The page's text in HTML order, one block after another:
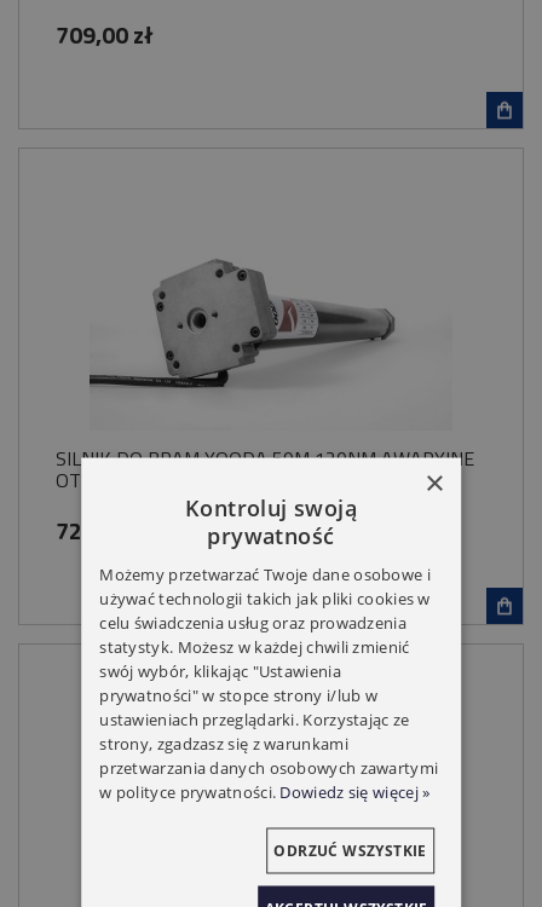
709,00 zł
SILNIK DO BRAM YOODA 59M 120NM AWARYJNE
OTWIERANIE NHK
729,00 zł
×
Kontroluj swoją
prywatność
Możemy przetwarzać Twoje dane osobowe i
używać technologii takich jak pliki cookies w
celu świadczenia usług oraz prowadzenia
statystyk. Możesz w każdej chwili zmienić
swój wybór, klikając "Ustawienia
prywatności" w stopce strony i/lub w
ustawieniach przeglądarki. Korzystając ze
strony, zgadzasz się z warunkami
przetwarzania danych osobowych zawartymi
w polityce prywatności. Dowiedz się więcej »
ODRZUĆ WSZYSTKIE